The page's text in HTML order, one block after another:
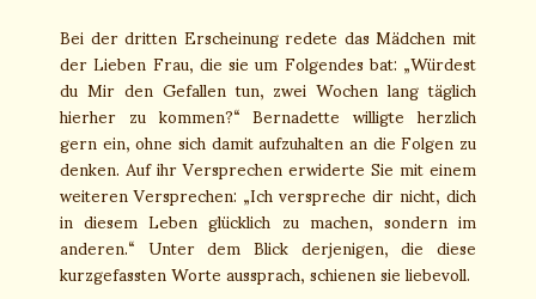
Bei der dritten Erscheinung redete das Mädchen mit
der Lieben Frau, die sie um Folgendes bat: „Würdest
du Mir den Gefallen tun, zwei Wochen lang täglich
hierher zu kommen?“ Bernadette willigte herzlich
gern ein, ohne sich damit aufzuhalten an die Folgen zu
denken. Auf ihr Versprechen erwiderte Sie mit einem
weiteren Versprechen: „Ich verspreche dir nicht, dich
in diesem Leben glücklich zu machen, sondern im
anderen.“ Unter dem Blick derjenigen, die diese
kurzgefassten Worte aussprach, schienen sie liebevoll.